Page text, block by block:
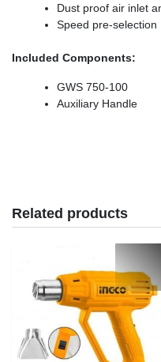
Dust proof air inlet
Speed pre-selection
Included Components:
GWS 750-100
Auxiliary Handle
Related products